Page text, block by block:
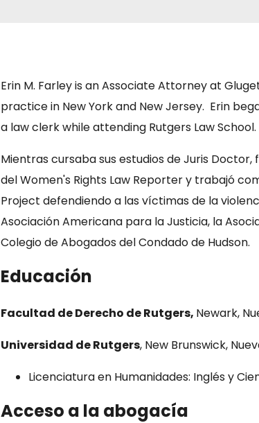
Erin M. Farley is an Associate Attorney at
practice in New York and New Jersey. Erin
a law clerk while attending Rutgers Law School.
Mientras cursaba sus estudios de Juris
del Women's Rights Law Reporter y trabajó
Project defendiendo a las víctimas de la
Asociación Americana para la Justicia, la
Colegio de Abogados del Condado de Hudson.
Educación
Facultad de Derecho de Rutgers, Newark,
Universidad de Rutgers, New Brunswick,
Licenciatura en Humanidades: Inglés y
Acceso a la abogacía